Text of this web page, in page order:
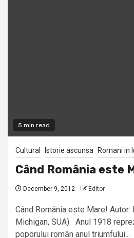
5 min read
Cultural Istorie ascunsa Romani in
Când România este
December 9, 2012 Editor
Când România este Mare! Autor:
Michigan, SUA) Anul 1918
poporului romȃn anul triumfului...